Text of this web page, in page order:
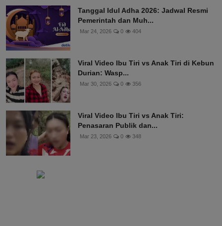
Tanggal Idul Adha 2026: Jadwal Resmi
Pemerintah dan Muh...
Mar 24, 2026 0 404
Viral Video Ibu Tiri vs Anak Tiri di Kebun
Durian: Wasp...
Mar 30, 2026 0 356
Viral Video Ibu Tiri vs Anak Tiri:
Penasaran Publik dan...
Mar 23, 2026 0 348